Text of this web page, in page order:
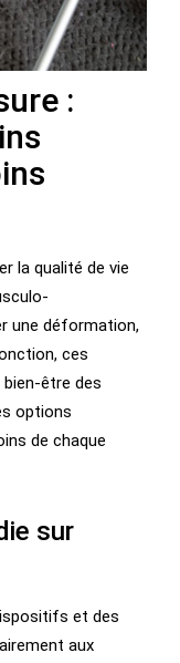
:
la qualité de vie
une déformation,
ces
bien-être des
options
de chaque
sur
et des
aux